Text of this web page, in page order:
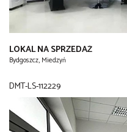
LOKAL NA SPRZEDAŻ
Bydgoszcz, Miedzyń
DMT-LS-112229